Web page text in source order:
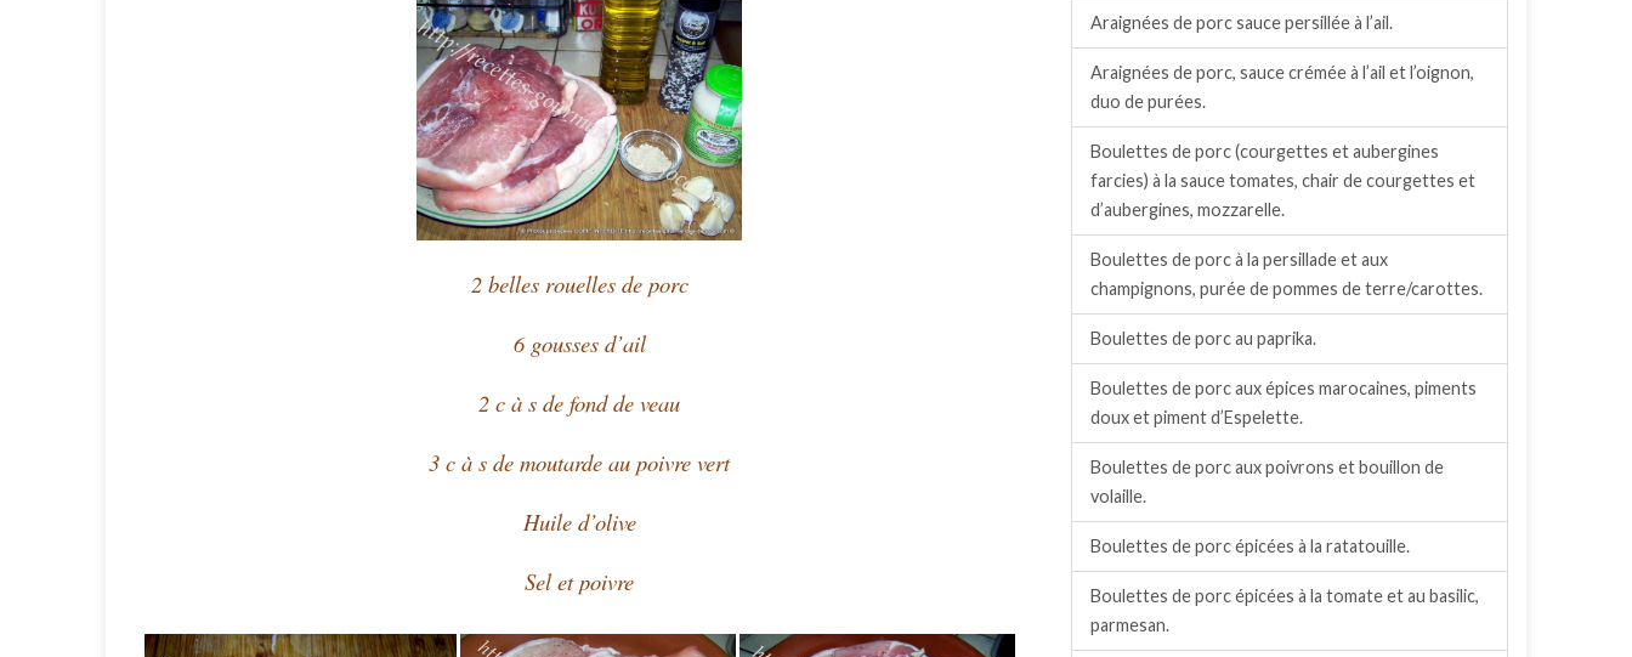
2 belles rouelles de porc
6 gousses d’ail
2 c à s de fond de veau
3 c à s de moutarde au poivre vert
Huile d’olive
Sel et poivre
Araignées de porc sauce persillée à l’ail.
Araignées de porc, sauce crémée à l’ail et l’oignon,
duo de purées.
Boulettes de porc (courgettes et aubergines
farcies) à la sauce tomates, chair de courgettes et
d’aubergines, mozzarelle.
Boulettes de porc à la persillade et aux
champignons, purée de pommes de terre/carottes.
Boulettes de porc au paprika.
Boulettes de porc aux épices marocaines, piments
doux et piment d’Espelette.
Boulettes de porc aux poivrons et bouillon de
volaille.
Boulettes de porc épicées à la ratatouille.
Boulettes de porc épicées à la tomate et au basilic,
parmesan.